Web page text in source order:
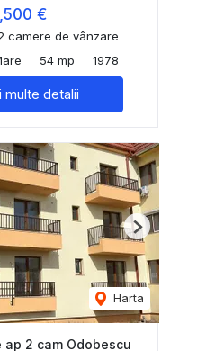
€
camere de vânzare
54 mp 1978
multe detalii
Harta
Next
ap 2 cam Odobescu